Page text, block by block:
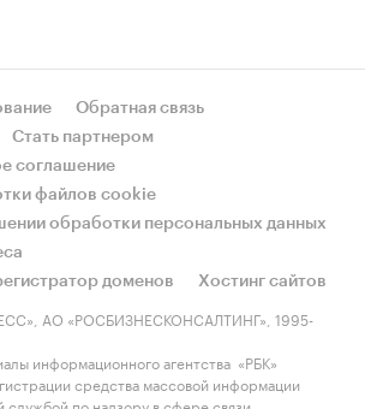
Обратная связь
Стать партнером
соглашение
файлов cookie
обработки персональных данных
доменов
Хостинг сайтов
АО «РОСБИЗНЕСКОНСАЛТИНГ», 1995-
информационного агентства «РБК»
средства массовой информации